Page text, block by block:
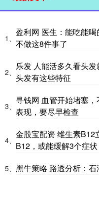
1、
盈利网 医生：能吃能
不做这8件事了
2、
乐发 人能活多久看头
头发有这些特征
3、
寻钱网 血管开始堵塞
表现，要尽早检查
4、
金股宝配资 维生素B12
B12，或能缓解3个症状
5、 黑牛策略 路透分析：石